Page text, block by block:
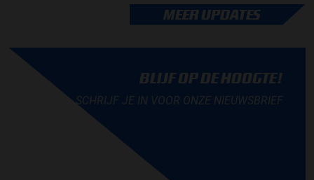
MEER UPDATES
BLIJF OP DE HOOGTE!
SCHRIJF JE IN VOOR ONZE NIEUWSBRIEF